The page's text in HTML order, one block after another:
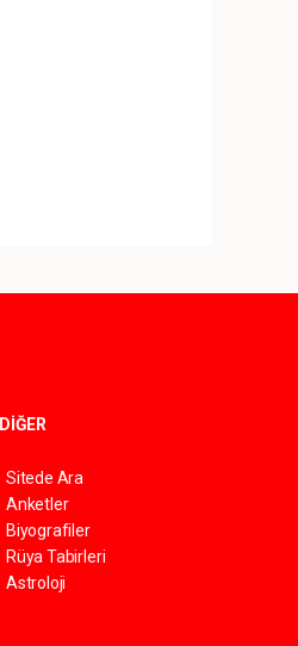
DİĞER
Sitede Ara
Anketler
Biyografiler
Rüya Tabirleri
Astroloji